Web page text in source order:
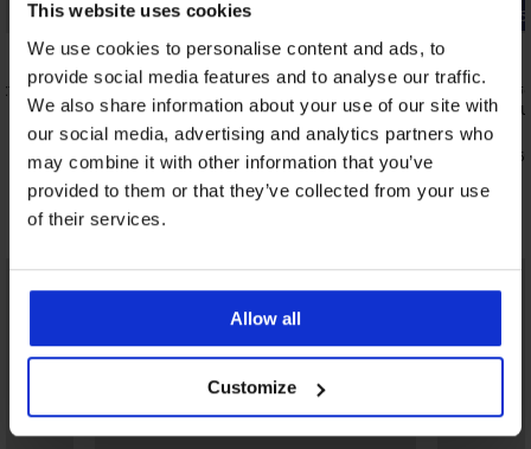
This website uses cookies
We use cookies to personalise content and ads, to
provide social media features and to analyse our traffic.
We also share information about your use of our site with
our social media, advertising and analytics partners who
may combine it with other information that you’ve
provided to them or that they’ve collected from your use
of their services.
Allow all
Customize
5
Bestseller
Αθλητικό σουτιέν Triumph Triaction
Energy Lite
51,99 €
-25% ALL25
Αθλητικό
Ultimate
80,99 €
Ανακαλύψτε παρόμοια κομμάτια
LIMITED